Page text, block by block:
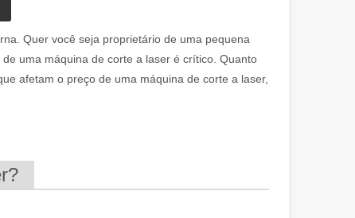
as máquinas de marcação a laser emergiram como
Quer você seja proprietário de uma pequena
uma máquina de corte a laser é crítico. Quanto
afetam o preço de uma máquina de corte a laser,